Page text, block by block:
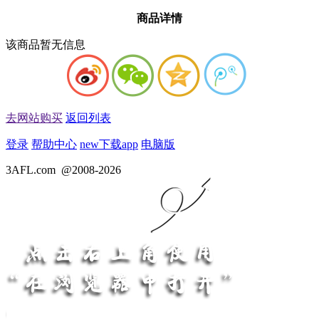
商品详情
该商品暂无信息
去网站购买 返回列表
登录 帮助中心 new下载app 电脑版
3AFL.com @2008-2026